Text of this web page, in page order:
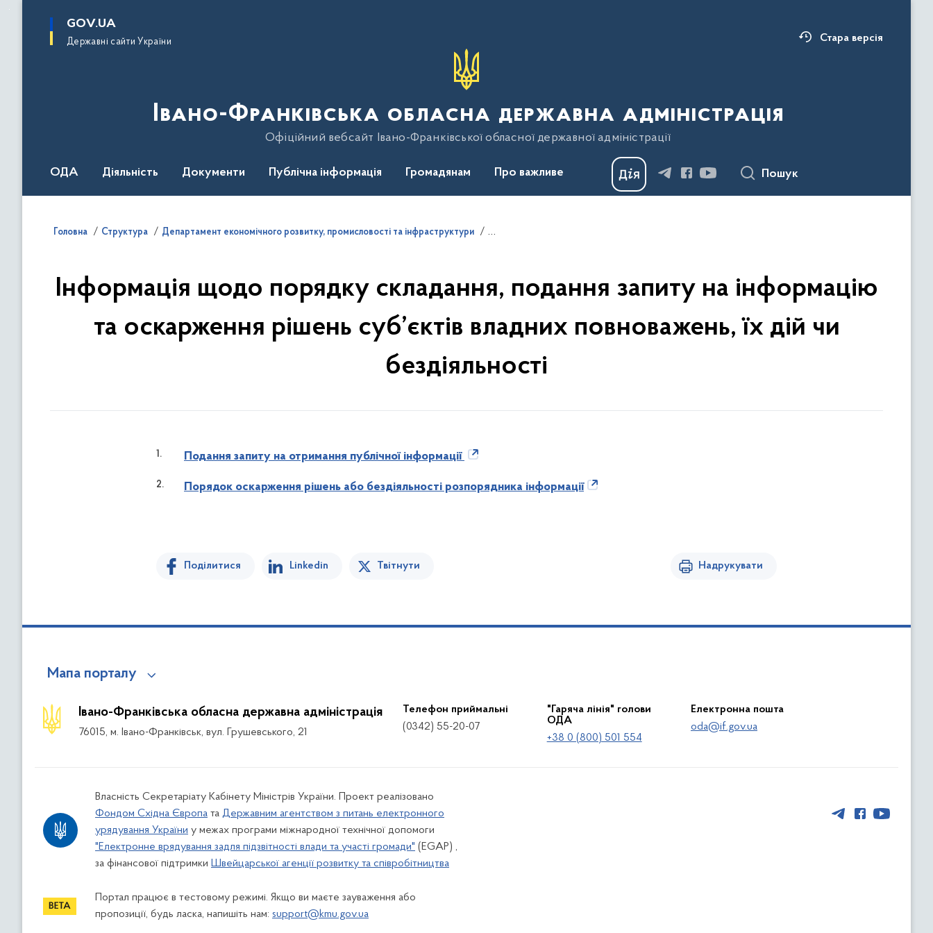
основного
GOV.UA
Державні сайти України Стара версія
Івано-Франківська обласна державна адміністрація
Офіційний вебсайт Івано-Франківської обласної державної адміністрації
ОДА Діяльність Документи Публічна інформація Громадянам Про важливе Пошук
Головна Структура Департамент економічного розвитку, промисловості та інфраструктури
Інформація щодо порядку складання, подання запиту на інформацію
та оскарження рішень суб’єктів владних повноважень, їх дій чи
бездіяльності
Подання запиту на отримання публічної інформації
Порядок оскарження рішень або бездіяльності розпорядника інформації
Поділитися Linkedin Твітнути Надрукувати
Мапа порталу
Івано-Франківська обласна державна адміністрація
76015, м. Івано-Франківськ, вул. Грушевського, 21
Телефон приймальні
(0342) 55-20-07
"Гаряча лінія" голови
ОДА
+38 0 (800) 501 554
Електронна пошта
oda@if.gov.ua
Власність Секретаріату Кабінету Міністрів України. Проект реалізовано
Фондом Східна Європа та Державним агентством з питань електронного
урядування України у межах програми міжнародної технічної допомоги
"Електронне врядування задля підзвітності влади та участі громади" (EGAP) ,
за фінансової підтримки Швейцарської агенції розвитку та співробітництва
Портал працює в тестовому режимі. Якщо ви маєте зауваження або
пропозиції, будь ласка, напишіть нам: support@kmu.gov.ua